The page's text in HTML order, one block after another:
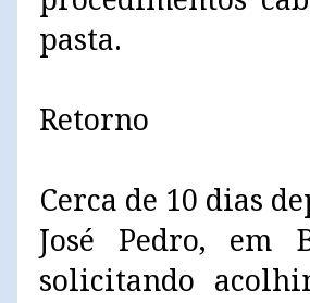
pasta.
Retorno
Cerca de 10 dias
José Pedro, em
solicitando